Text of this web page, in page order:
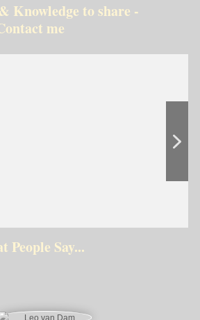
Knowledge to share -
me
Show
People Say...